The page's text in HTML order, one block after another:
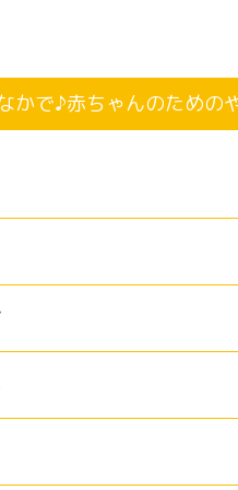
かで♪赤ちゃんのための